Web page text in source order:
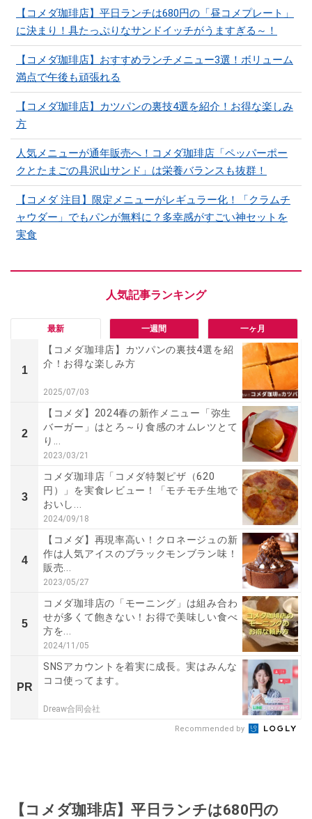
【コメダ珈琲店】平日ランチは680円の「昼コメプレート」
に決まり！具たっぷりなサンドイッチがうますぎる～！
【コメダ珈琲店】おすすめランチメニュー3選！ボリューム
満点で午後も頑張れる
【コメダ珈琲店】カツパンの裏技4選を紹介！お得な楽しみ
方
人気メニューが通年販売へ！コメダ珈琲店「ペッパーポー
クとたまごの具沢山サンド」は栄養バランスも抜群！
【コメダ 注目】限定メニューがレギュラー化！「クラムチ
ャウダー」でもパンが無料に？多幸感がすごい神セットを
実食
最新 一週間 一ヶ月
1
【コメダ珈琲店】カツパンの裏技4選を紹
介！お得な楽しみ方
2025/07/03
2
【コメダ】2024春の新作メニュー「弥生
バーガー」はとろ～り食感のオムレツとて
り...
2023/03/21
3
コメダ珈琲店「コメダ特製ピザ（620
円）」を実食レビュー！「モチモチ生地で
おいし...
2024/09/18
4
【コメダ】再現率高い！クロネージュの新
作は人気アイスのブラックモンブラン味！
販売...
2023/05/27
5
コメダ珈琲店の「モーニング」は組み合わ
せが多くて飽きない！お得で美味しい食べ
方を...
2024/11/05
PR
SNSアカウントを着実に成長。実はみんな
ココ使ってます。
Dreaw合同会社
Recommended by
【コメダ珈琲店】平日ランチは680円の